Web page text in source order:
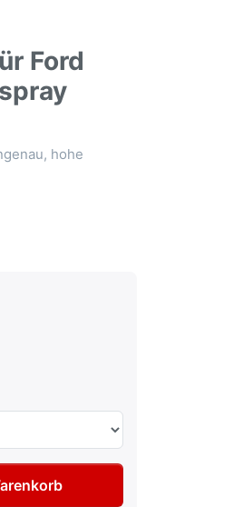
Ford
hohe
Ford Juice green met Lackspray